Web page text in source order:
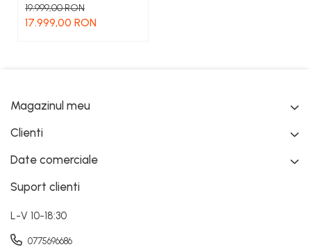
300
19.999,00 RON
17.999,00 RON
Magazinul meu
Clienti
Date comerciale
Suport clienti
L-V 10-18:30
0775696686